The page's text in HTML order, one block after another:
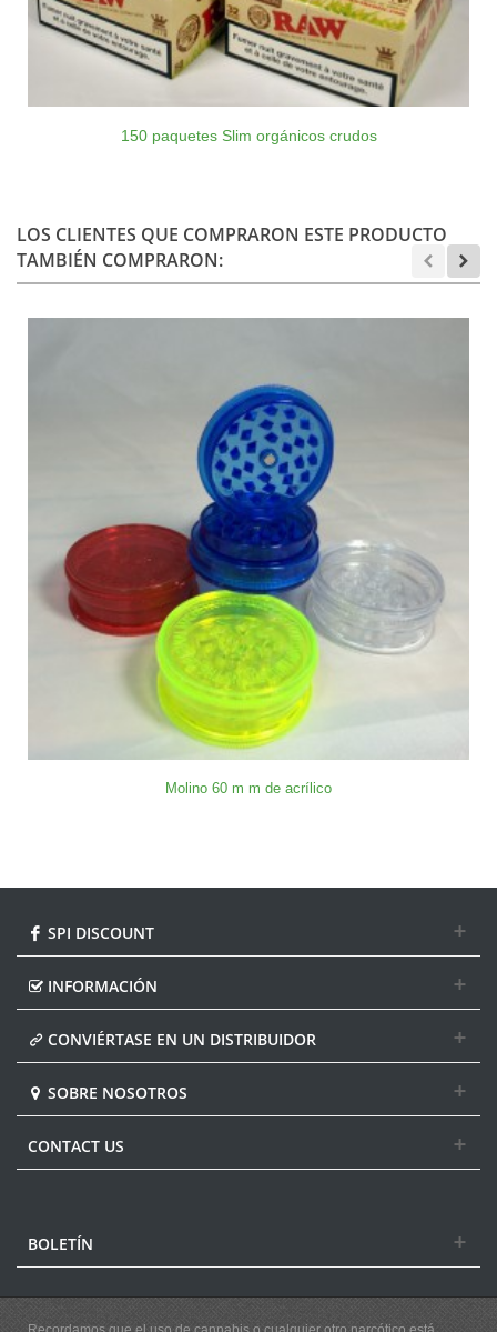
150 paquetes Slim orgánicos crudos
LOS CLIENTES QUE COMPRARON ESTE PRODUCTO
TAMBIÉN COMPRARON:
Molino 60 m m de acrílico
SPI DISCOUNT
INFORMACIÓN
CONVIÉRTASE EN UN DISTRIBUIDOR
SOBRE NOSOTROS
CONTACT US
BOLETÍN